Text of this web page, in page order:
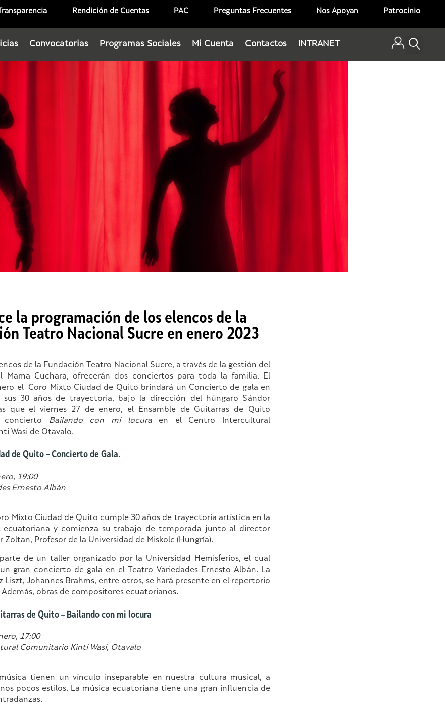
Rendición de Cuentas PAC Preguntas Frecuentes Nos Apoyan Patrocinio
Convocatorias Programas Sociales Mi Cuenta Contactos INTRANET
la programación de los elencos de la
Teatro Nacional Sucre en enero 2023
de la Fundación Teatro Nacional Sucre, a través de la gestión del
Mama Cuchara, ofrecerán dos conciertos para toda la familia. El
el Coro Mixto Ciudad de Quito brindará un Concierto de gala en
sus 30 años de trayectoria, bajo la dirección del húngaro Sándor
que el viernes 27 de enero, el Ensamble de Guitarras de Quito
concierto Bailando con mi locura en el Centro Intercultural
Wasi de Otavalo.
de Quito – Concierto de Gala.
19:00
Ernesto Albán
Mixto Ciudad de Quito cumple 30 años de trayectoria artística en la
ecuatoriana y comienza su trabajo de temporada junto al director
Zoltan, Profesor de la Universidad de Miskolc (Hungría).
de un taller organizado por la Universidad Hemisferios, el cual
gran concierto de gala en el Teatro Variedades Ernesto Albán. La
Liszt, Johannes Brahms, entre otros, se hará presente en el repertorio
obras de compositores ecuatorianos.
de Quito – Bailando con mi locura
17:00
Comunitario Kinti Wasi, Otavalo
tienen un vínculo inseparable en nuestra cultura musical, a
pocos estilos. La música ecuatoriana tiene una gran influencia de